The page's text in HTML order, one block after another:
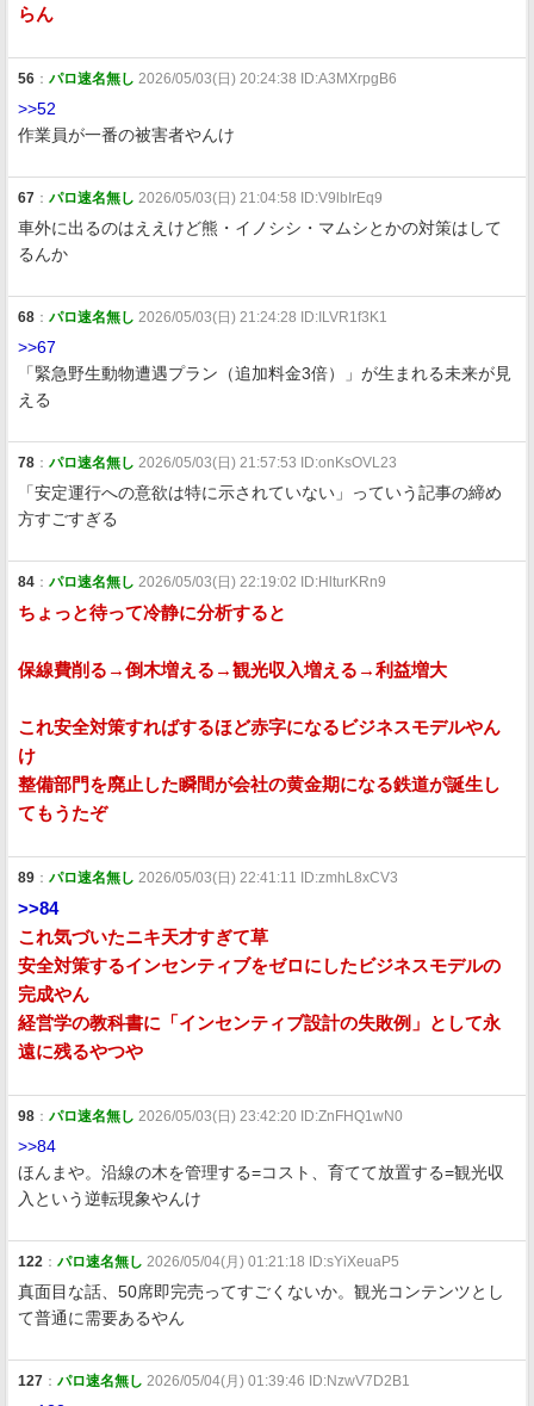
らん
56 ： パロ速名無し 2026/05/03(日) 20:24:38 ID:A3MXrpgB6
>>52
作業員が一番の被害者やんけ
67 ： パロ速名無し 2026/05/03(日) 21:04:58 ID:V9lbIrEq9
車外に出るのはええけど熊・イノシシ・マムシとかの対策はして
るんか
68 ： パロ速名無し 2026/05/03(日) 21:24:28 ID:ILVR1f3K1
>>67
「緊急野生動物遭遇プラン（追加料金3倍）」が生まれる未来が見
える
78 ： パロ速名無し 2026/05/03(日) 21:57:53 ID:onKsOVL23
「安定運行への意欲は特に示されていない」っていう記事の締め
方すごすぎる
84 ： パロ速名無し 2026/05/03(日) 22:19:02 ID:HlturKRn9
ちょっと待って冷静に分析すると
保線費削る→倒木増える→観光収入増える→利益増大
これ安全対策すればするほど赤字になるビジネスモデルやん
け
整備部門を廃止した瞬間が会社の黄金期になる鉄道が誕生し
てもうたぞ
89 ： パロ速名無し 2026/05/03(日) 22:41:11 ID:zmhL8xCV3
>>84
これ気づいたニキ天才すぎて草
安全対策するインセンティブをゼロにしたビジネスモデルの
完成やん
経営学の教科書に「インセンティブ設計の失敗例」として永
遠に残るやつや
98 ： パロ速名無し 2026/05/03(日) 23:42:20 ID:ZnFHQ1wN0
>>84
ほんまや。沿線の木を管理する=コスト、育てて放置する=観光収
入という逆転現象やんけ
122 ： パロ速名無し 2026/05/04(月) 01:21:18 ID:sYiXeuaP5
真面目な話、50席即完売ってすごくないか。観光コンテンツとし
て普通に需要あるやん
127 ： パロ速名無し 2026/05/04(月) 01:39:46 ID:NzwV7D2B1